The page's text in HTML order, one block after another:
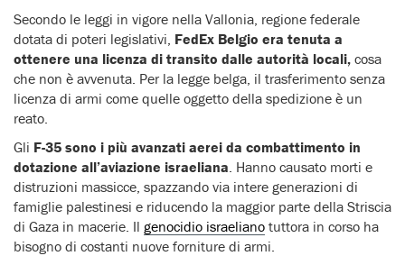
Secondo le leggi in vigore nella Vallonia, regione federale
dotata di poteri legislativi, FedEx Belgio era tenuta a
ottenere una licenza di transito dalle autorità locali, cosa
che non è avvenuta. Per la legge belga, il trasferimento senza
licenza di armi come quelle oggetto della spedizione è un
reato.
Gli F-35 sono i più avanzati aerei da combattimento in
dotazione all’aviazione israeliana . Hanno causato morti e
distruzioni massicce, spazzando via intere generazioni di
famiglie palestinesi e riducendo la maggior parte della Striscia
di Gaza in macerie. Il genocidio israeliano tuttora in corso ha
bisogno di costanti nuove forniture di armi.